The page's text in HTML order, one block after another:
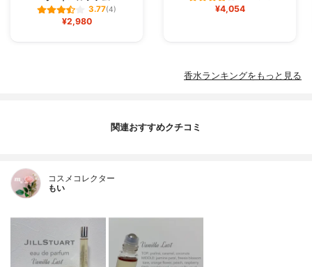
3.77(4)
¥2,980
¥4,054
香水ランキングをもっと見る
関連おすすめクチコミ
コスメコレクター
もい